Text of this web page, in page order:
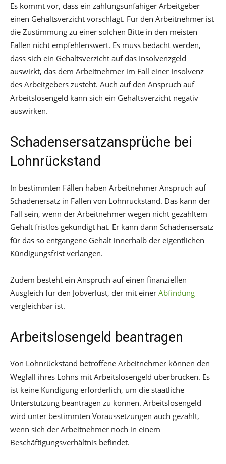
Es kommt vor, dass ein zahlungsunfähiger Arbeitgeber
einen Gehaltsverzicht vorschlägt. Für den Arbeitnehmer ist
die Zustimmung zu einer solchen Bitte in den meisten
Fällen nicht empfehlenswert. Es muss bedacht werden,
dass sich ein Gehaltsverzicht auf das Insolvenzgeld
auswirkt, das dem Arbeitnehmer im Fall einer Insolvenz
des Arbeitgebers zusteht. Auch auf den Anspruch auf
Arbeitslosengeld kann sich ein Gehaltsverzicht negativ
auswirken.
Schadensersatzansprüche bei
Lohnrückstand
In bestimmten Fällen haben Arbeitnehmer Anspruch auf
Schadenersatz in Fällen von Lohnrückstand. Das kann der
Fall sein, wenn der Arbeitnehmer wegen nicht gezahltem
Gehalt fristlos gekündigt hat. Er kann dann Schadensersatz
für das so entgangene Gehalt innerhalb der eigentlichen
Kündigungsfrist verlangen.
Zudem besteht ein Anspruch auf einen finanziellen
Ausgleich für den Jobverlust, der mit einer Abfindung
vergleichbar ist.
Arbeitslosengeld beantragen
Von Lohnrückstand betroffene Arbeitnehmer können den
Wegfall ihres Lohns mit Arbeitslosengeld überbrücken. Es
ist keine Kündigung erforderlich, um die staatliche
Unterstützung beantragen zu können. Arbeitslosengeld
wird unter bestimmten Voraussetzungen auch gezahlt,
wenn sich der Arbeitnehmer noch in einem
Beschäftigungsverhältnis befindet.